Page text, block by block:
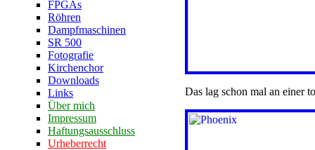
FPGAs
Röhren
Dampfmaschinen
SR 500
Fotografie
Kirchenchor
Downloads
Links
Über mich
Impressum
Haftungsausschluss
Urheberrecht
Das lag schon mal an einer